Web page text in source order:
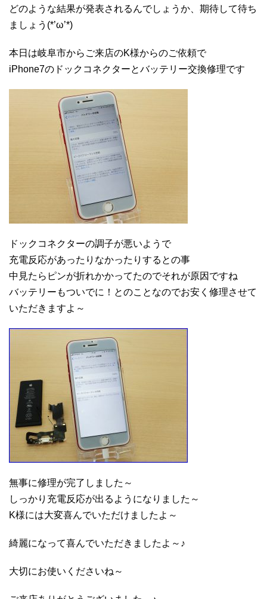
どのような結果が発表されるんでしょうか、期待して待ち
ましょう(*’ω’*)
本日は岐阜市からご来店のK様からのご依頼で
iPhone7のドックコネクターとバッテリー交換修理です
ドックコネクターの調子が悪いようで
充電反応があったりなかったりするとの事
中見たらピンが折れかかってたのでそれが原因ですね
バッテリーもついでに！とのことなのでお安く修理させて
いただきますよ～
無事に修理が完了しました～
しっかり充電反応が出るようになりました～
K様には大変喜んでいただけましたよ～
綺麗になって喜んでいただきましたよ～♪
大切にお使いくださいね～